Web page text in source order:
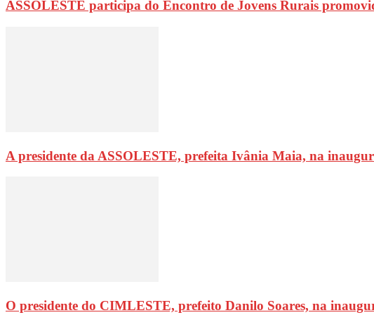
ASSOLESTE participa do Encontro de Jovens Rurais
A presidente da ASSOLESTE, prefeita Ivânia Maia, na
O presidente do CIMLESTE, prefeito Danilo Soares, na